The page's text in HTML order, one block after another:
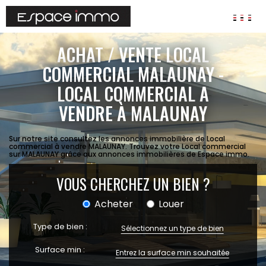
AGENCES
ANNONCES
VIAGER
IMMOBILIER D'ENTREPRISE
Locaux commerciaux
Bureaux
Fonds de commerces
FAIRE GÉRER
Garantie Loyers impayés
Assurances
SYNDIC
ACHAT / VENTE LOCAL
COMMERCIAL MALAUNAY -
LOCAL COMMERCIAL A
VENDRE À MALAUNAY
Sur notre site consultez les annonces immobilière de Local
commercial à vendre MALAUNAY. Trouvez votre Local commercial
sur MALAUNAY grâce aux annonces immobilières de Espace immo.
VOUS CHERCHEZ UN BIEN ?
Acheter Louer
Type de bien : Sélectionnez un type de bien
Surface min :